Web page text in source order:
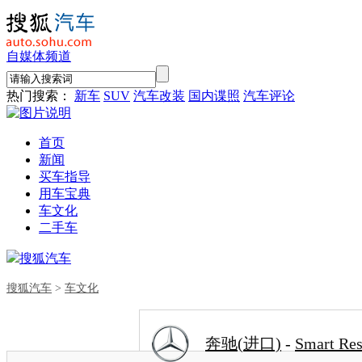
自媒体频道
热门搜索： 新车 SUV 汽车改装 国内谍照 汽车评论
首页
新闻
买车指导
用车宝典
车文化
二手车
搜狐汽车
搜狐汽车 > 车文化
奔驰(进口) - Smart